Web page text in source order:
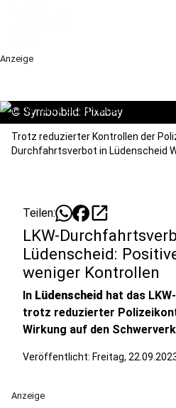
Anzeige
© Symbolbild: Pixabay
Trotz reduzierter Kontrollen der
Durchfahrtsverbot in Lüdenscheid
Teilen: open_in_new
LKW-
Lüdenscheid:
weniger Kontrollen
In Lüdenscheid hat das
trotz reduzierter
Wirkung auf den
Veröffentlicht: Freitag,
Anzeige